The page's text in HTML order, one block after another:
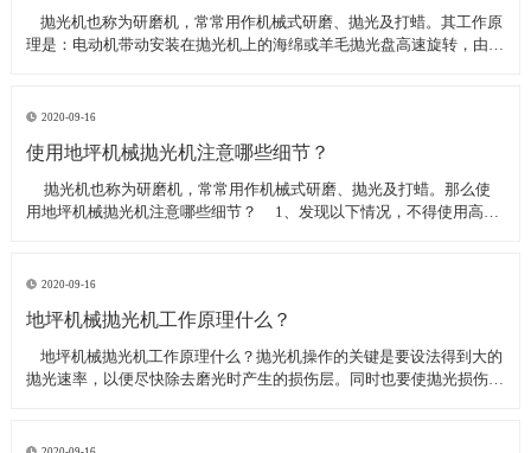
​ 抛光机也称为研磨机，常常用作机械式研磨、抛光及打蜡。其工作原
理是：电动机带动安装在抛光机上的海绵或羊毛抛光盘高速旋转，由于
求？
2020-09-16
使用地坪机械抛光机注意哪些细节？
​ 抛光机也称为研磨机，常常用作机械式研磨、抛光及打蜡。那么使
用地坪机械抛光机注意哪些细节？ 1、发现以下情况，不得使用高速
2020-09-16
地坪机械抛光机工作原理什么？
​ 地坪机械抛光机工作原理什么？抛光机操作的关键是要设法得到大的
抛光速率，以便尽快除去磨光时产生的损伤层。同时也要使抛光损伤层
较深；后者要求使用最细的